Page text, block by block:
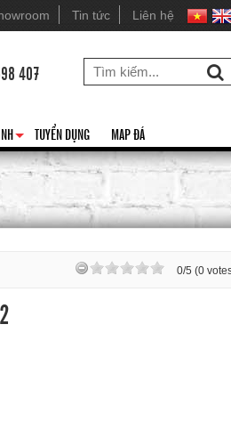
Tin tức Liên hệ
407
+
TUYỂN DỤNG MAP ĐÁ
0/5 (0